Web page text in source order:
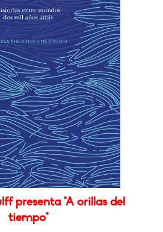
presenta "A orillas del
tiempo"